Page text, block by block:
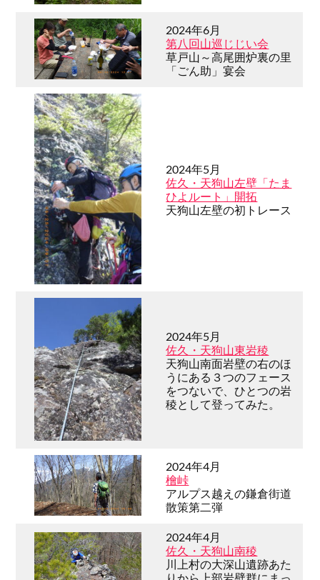
2024年6月
第八回山巡じじい会
草戸山～高尾囲炉裏の里
「ごん助」宴会
2024年5月
佐久・天狗山左壁「たま
ひよルート」開拓
天狗山左壁の初トレース
2024年5月
佐久・天狗山東岩稜
天狗山南面岩壁の右のほ
うにある３つのフェース
をつないで、ひとつの岩
稜として登ってみた。
2024年4月
檜峠
アルプス越えの鎌倉街道
散策第二弾
2024年4月
佐久・天狗山南稜
川上村の大深山遺跡あた